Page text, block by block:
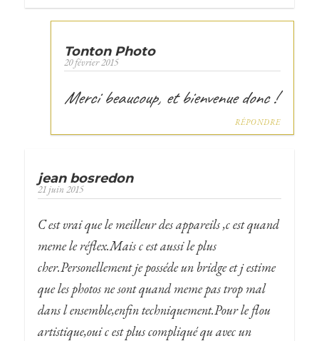
Tonton Photo
20 février 2015
Merci beaucoup, et bienvenue donc !
RÉPONDRE
jean bosredon
21 juin 2015
C est vrai que le meilleur des appareils ,c est quand
meme le réflex.Mais c est aussi le plus
cher.Personellement je posséde un bridge et j estime
que les photos ne sont quand meme pas trop mal
dans l ensemble,enfin techniquement.Pour le flou
artistique,oui c est plus compliqué qu avec un